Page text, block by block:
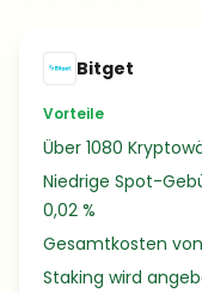
Bitget
Vorteile
Über 1080
Niedrige Spot-
0,02 %
Gesamtkosten
Staking wird